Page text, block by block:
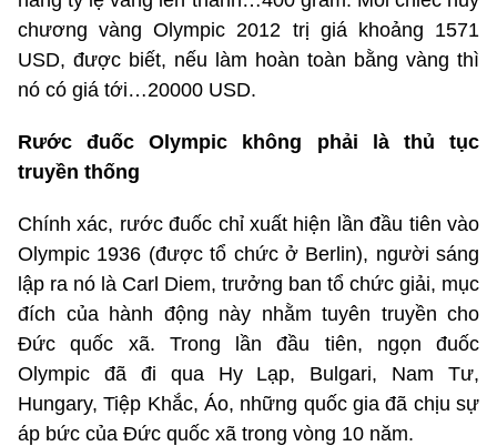
chương vàng Olympic 2012 trị giá khoảng 1571
USD, được biết, nếu làm hoàn toàn bằng vàng thì
nó có giá tới…20000 USD.
Rước đuốc Olympic không phải là thủ tục
truyền thống
Chính xác, rước đuốc chỉ xuất hiện lần đầu tiên vào
Olympic 1936 (được tổ chức ở Berlin), người sáng
lập ra nó là Carl Diem, trưởng ban tổ chức giải, mục
đích của hành động này nhằm tuyên truyền cho
Đức quốc xã. Trong lần đầu tiên, ngọn đuốc
Olympic đã đi qua Hy Lạp, Bulgari, Nam Tư,
Hungary, Tiệp Khắc, Áo, những quốc gia đã chịu sự
áp bức của Đức quốc xã trong vòng 10 năm.